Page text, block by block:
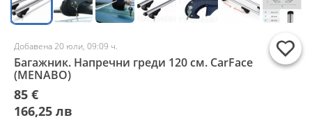
Добавена 20 юли, 09:09 ч.
Багажник. Напречни греди 120 см. CarFace
(MENABO)
85 €
166,25 лв